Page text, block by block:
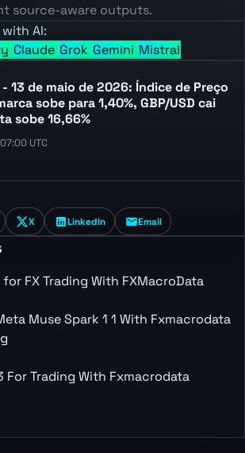
source-aware outputs.
AI:
Claude GrokGemini Mistral
13 de maio de 2026: Índice de Preço
sobe para 1,40%, GBP/USD cai
sobe 16,66%
UTC
X LinkedIn Email
FX Trading With FXMacroData
Muse Spark 1 1 With Fxmacrodata
For Trading With Fxmacrodata